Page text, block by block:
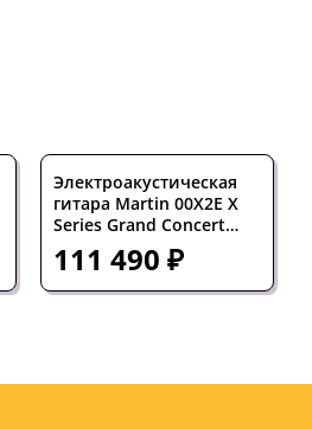
Электроакустическая
гитара Martin 00X2E X
Series Grand Concert
Natural
111 490 ₽